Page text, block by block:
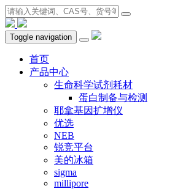
Toggle navigation
首页
产品中心
生命科学试剂耗材
蛋白制备与检测
耶拿基因扩增仪
优选
NEB
锐竞平台
美的冰箱
sigma
millipore